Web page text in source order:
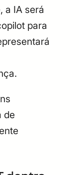
a IA será
para
de